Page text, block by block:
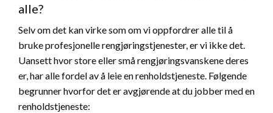
alle?
Selv om det kan virke som om vi oppfordrer alle til å
bruke profesjonelle rengjøringstjenester, er vi ikke det.
Uansett hvor store eller små rengjøringsvanskene deres
er, har alle fordel av å leie en renholdstjeneste. Følgende
begrunner hvorfor det er avgjørende at du jobber med en
renholdstjeneste: